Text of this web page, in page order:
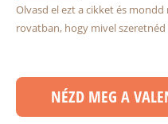
Olvasd el ezt a cikket és mondd
rovatban, hogy mivel
NÉZD MEG A